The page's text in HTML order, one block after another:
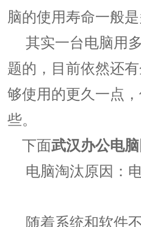
脑的使用寿命一般是
其实一台电脑用多
题的，目前依然还
够使用的更久一点
些。
下面武汉办公电
电脑淘汰原因：
随着系统和软件不